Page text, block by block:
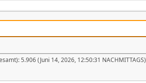
5.906 (Juni 14, 2026, 12:50:31 NACHMITTAGS)